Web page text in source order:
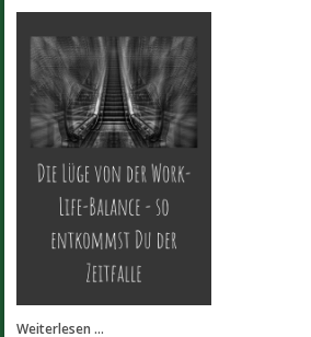
Weiterlesen ...